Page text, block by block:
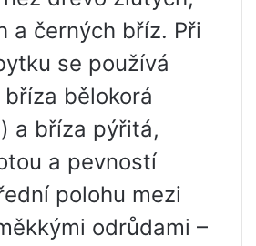
a černých bříz. Při
se používá
bělokorá
a bříza pýřitá,
a pevností
polohu mezi
odrůdami –